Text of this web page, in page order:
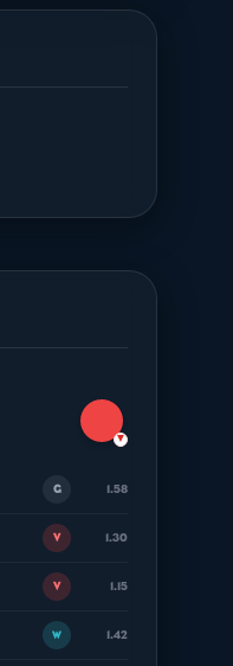
▼
G 1.58
V 1.30
V 1.15
W 1.42